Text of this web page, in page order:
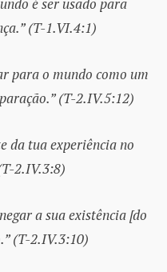
(T-1.VI.4:1)
para o mundo como um
(T-2.IV.5:12)
da tua experiência no
2.IV.3:8)
a sua existência [do
(T-2.IV.3:10)